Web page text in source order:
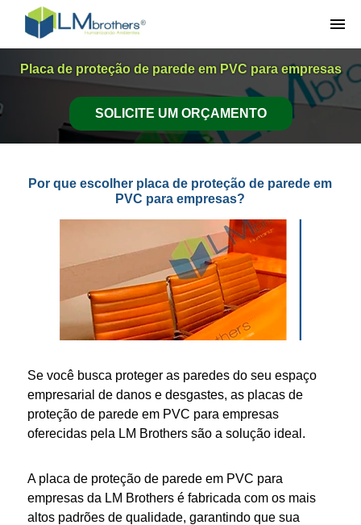
SEGMENTOS ATENDIDOS
CORPORATIVO
EDUCAÇÃO
INDUSTRIAL
(11) 4456-3731
CONTATO
Placa de proteção de parede em PVC para empresas
SOLICITE UM ORÇAMENTO
Por que escolher placa de proteção de parede em
PVC para empresas?
Se você busca protegeras paredesdo seu espaço
empresarial de danos e desgastes, as placas de
proteção de parede em PVC para empresas
oferecidas pela LM Brothers são a solução ideal.
A placa de proteção de parede em PVC para
empresasda LM Brothers é fabricada com os mais
altos padrões de qualidade, garantindo que sua